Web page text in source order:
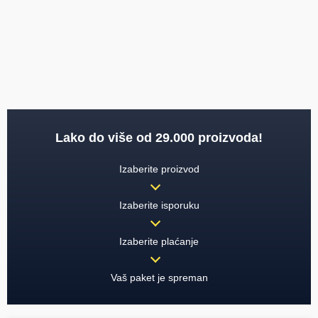
Lako do više od 29.000 proizvoda!
Izaberite proizvod
Izaberite isporuku
Izaberite plaćanje
Vaš paket je spreman